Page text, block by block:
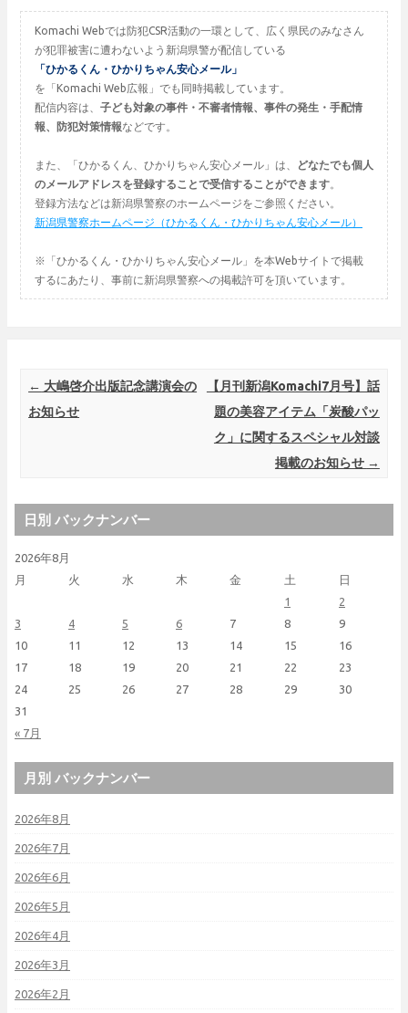
Komachi Webでは防犯CSR活動の一環として、広く県民のみなさん
が犯罪被害に遭わないよう新潟県警が配信している
「ひかるくん・ひかりちゃん安心メール」
を「Komachi Web広報」でも同時掲載しています。
配信内容は、 子ども対象の事件・不審者情報、事件の発生・手配情
報、防犯対策情報などです。
また、「ひかるくん、ひかりちゃん安心メール」は、
どなたでも個人
のメールアドレスを登録することで受信することができます。
登録方法などは新潟県警察のホームページをご参照ください。
新潟県警察ホームページ（ひかるくん・ひかりちゃん安心メール）
※「ひかるくん・ひかりちゃん安心メール」を本Webサイトで掲載
するにあたり、事前に新潟県警察への掲載許可を頂いています。
Post navigation
← 大嶋啓介出版記念講演会の
お知らせ
【月刊新潟Komachi7月号】話
題の美容アイテム「炭酸パッ
ク」に関するスペシャル対談
掲載のお知らせ →
日別 バックナンバー
2026年8月
月
火 水 木 金 土 日
« 7月
1
2
3
4 5 6 7 8
9
10
11 12 13 14 15
16
17
18 19 20 21 22
23
24
25 26 27 28 29
30
31
月別 バックナンバー
2026年8月
2026年7月
2026年6月
2026年5月
2026年4月
2026年3月
2026年2月